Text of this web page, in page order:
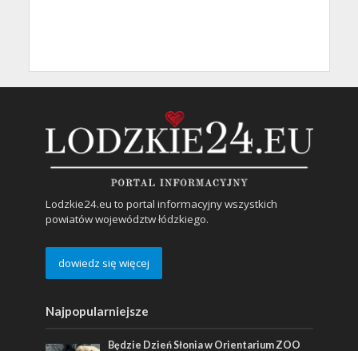
Lodzkie24.eu to portal informacyjny wszystkich
powiatów województw łódzkiego.
dowiedz się więcej
Najpopularniejsze
Będzie Dzień Słonia w Orientarium ZOO